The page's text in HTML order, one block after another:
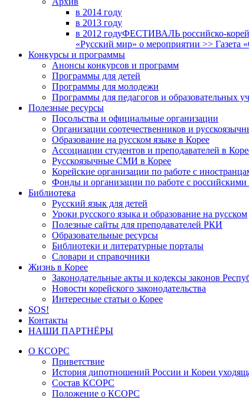
в 2014 году
в 2013 году
в 2012 годуФЕСТИВАЛЬ российско-
«Русский мир» о мероприятии >> Газета
Конкурсы и программы
Анонсы конкурсов и программ
Программы для детей
Программы для молодежи
Программы для педагогов и образовательных
Полезные ресурсы
Посольства и официальные организации
Организации соотечественников и
Образование на русском языке в Корее
Ассоциации студентов и преподавателей в
Русскоязычные СМИ в Корее
Корейские организации по работе с
Фонды и организации по работе с
Библиотека
Русский язык для детей
Уроки русского языка и образование на русском
Полезные сайты для преподавателей РКИ
Образовательные ресурсы
Библиотеки и литературные порталы
Словари и справочники
Жизнь в Корее
Законодательные акты и кодексы законов
Новости корейского законодательства
Интересные статьи о Корее
SOS!
Контакты
НАШИ ПАРТНЁРЫ
О КСОРС
Приветствие
История дипотношений России и Кореи
Состав КСОРС
Положение о КСОРС